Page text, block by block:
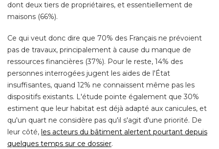
dont deux tiers de propriétaires, et essentiellement de
maisons (66%).
Ce qui veut donc dire que 70% des Français ne prévoient
pas de travaux, principalement à cause du manque de
ressources financières (37%). Pour le reste, 14% des
personnes interrogées jugent les aides de l'État
insuffisantes, quand 12% ne connaissent même pas les
dispositifs existants. L'étude pointe également que 30%
estiment que leur habitat est déjà adapté aux canicules, et
qu'un quart ne considère pas qu'il s'agit d'une priorité. De
leur côté, les acteurs du bâtiment alertent pourtant depuis
quelques temps sur ce dossier.